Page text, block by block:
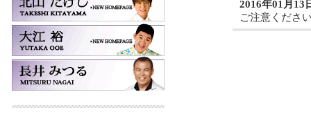
2016年01月13
ご注意くださ